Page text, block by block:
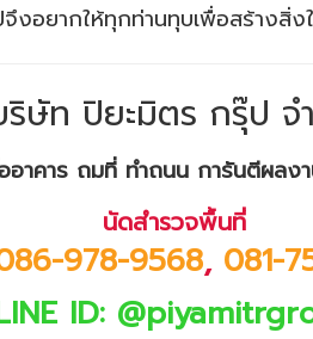
งอยากให้ทุกท่านทุบเพื่อสร้างสิ่ง
ริษัท ปิยะมิตร กรุ๊ป จ
าคาร ถมที่ ทำถนน การันตีผล
นัดสำรวจพื้นที่
978-9568, 081-
ID: